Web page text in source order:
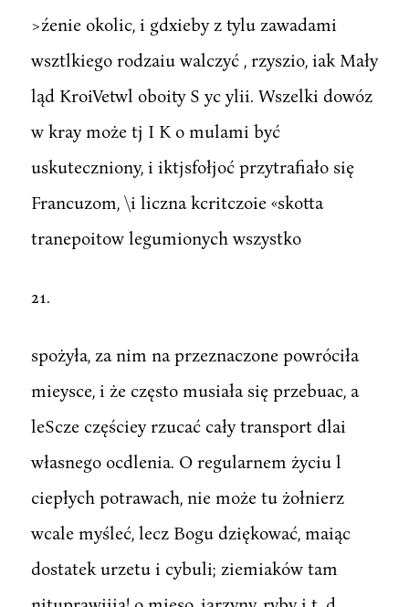
>źenie okolic, i gdxieby z tylu zawadami
wsztlkiego rodzaiu walczyć , rzyszio, iak Mały
ląd KroiVetwl oboity S yc ylii. Wszelki dowóz
w kray może tj I K o mulami być
uskuteczniony, i iktjsfołjoć przytrafiało się
Francuzom, \i liczna kcritczoie «skotta
tranepoitow legumionych wszystko
21.
spożyła, za nim na przeznaczone powróciła
mieysce, i że często musiała się przebuac, a
leScze częściey rzucać cały transport dlai
własnego ocdlenia. O regularnem życiu l
ciepłych potrawach, nie może tu żołnierz
wcale myśleć, lecz Bogu dziękować, maiąc
dostatek urzetu i cybuli; ziemiaków tam